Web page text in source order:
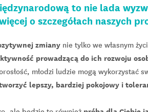
to nie lada
o szczegółach naszych
zmiany nie tylko we własnym
prowadzącą do ich rozwoju
młodzi ludzie mogą wykorzystać
lepszy, bardziej pokojowy i